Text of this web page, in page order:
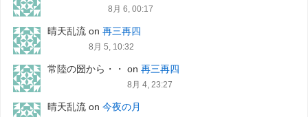
8月 6, 00:17
晴天乱流on 再三再四
8月 5, 10:32
常陸の圀から・・ on 再三再四
8月 4, 23:27
晴天乱流on 今夜の月